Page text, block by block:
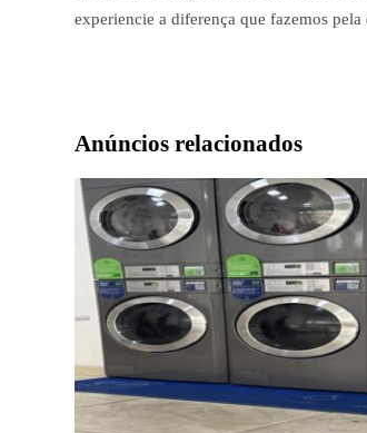
experiencie a diferença que fazemos
Anúncios relacionados